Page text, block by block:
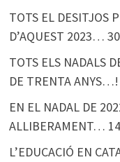
TOTS EL DESITJOS
D’AQUEST 2023…
TOTS ELS NADALS
DE TRENTA ANYS…!
EN EL NADAL DE
ALLIBERAMENT…
L’EDUCACIÓ EN